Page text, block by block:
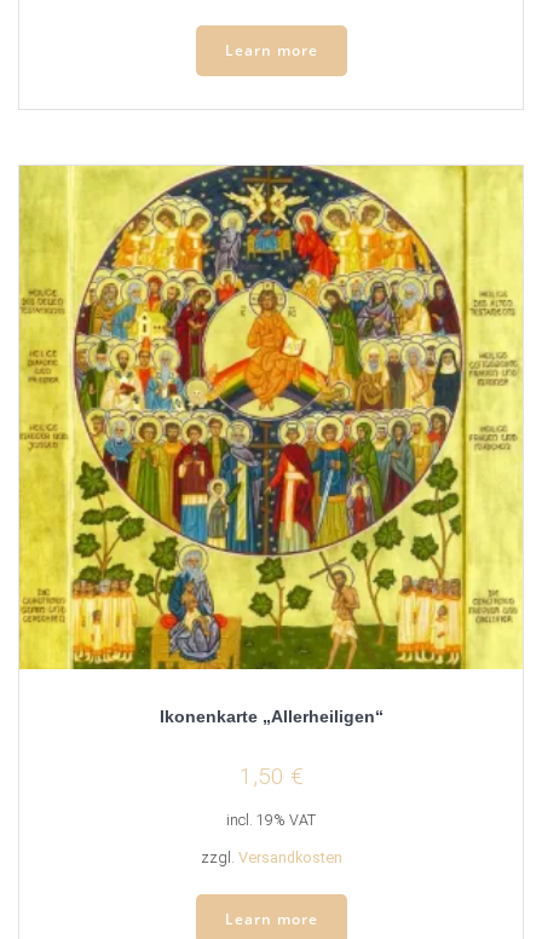
Learn more
Ikonenkarte „Allerheiligen“
1,50 €
incl. 19% VAT
zzgl. Versandkosten
Learn more